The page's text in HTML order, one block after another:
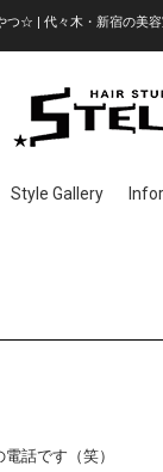
☆ | 代々木・新宿の美容
Style Gallery
話です（笑）